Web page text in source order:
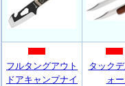
フルタングアウト
ドアキャンプナイ
タック
ォ